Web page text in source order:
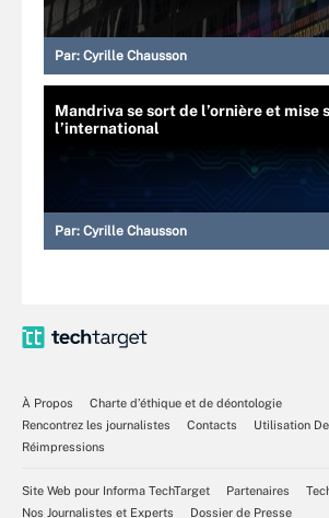
Par: Cyrille Chausson
Mandriva se sort de l’ornière et mise
l’international
Par: Cyrille Chausson
À Propos
Charte d’éthique et de déontologie
Rencontrez les journalistes
Contacts
Utilisation
Réimpressions
Site Web pour Informa TechTarget Partenaires
Nos Journalistes et Experts
Dossier de Presse